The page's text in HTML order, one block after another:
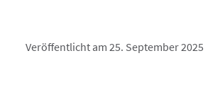
Veröffentlicht am 25. September 2025